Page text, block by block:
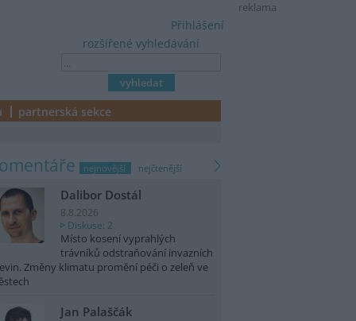
reklama
rozšířené vyhledávání
Přihlášení
partnerská sekce
nejnovější nejčtenější
Dalibor Dostál
8.8.2026
Diskuse: 2
Místo kosení vyprahlých
trávníků odstraňování invazních
Změny klimatu promění péči o zeleň ve
Jan Palaščák